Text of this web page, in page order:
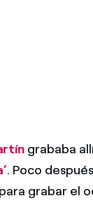
grababa
. Poco
grabar el